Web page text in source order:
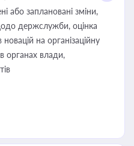
або заплановані зміни,
держслужби, оцінка
на організаційну
органах влади,